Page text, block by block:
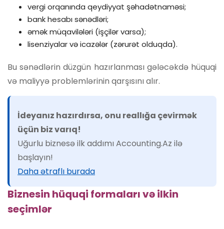
vergi orqanında qeydiyyat şəhadətnaməsi;
bank hesabı sənədləri;
əmək müqavilələri (işçilər varsa);
lisenziyalar və icazələr (zərurət olduqda).
Bu sənədlərin düzgün hazırlanması gələcəkdə hüquqi
və maliyyə problemlərinin qarşısını alır.
İdeyanız hazırdırsa, onu reallığa çevirmək
üçün biz varıq!
Uğurlu biznesə ilk addımı Accounting.Az ilə
başlayın!
Daha ətraflı burada
Biznesin hüquqi formaları və ilkin
seçimlər